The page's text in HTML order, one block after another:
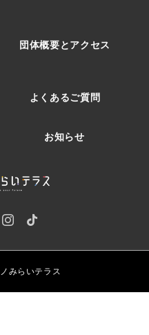
団体概要とアクセス
よくあるご質問
お知らせ
みらいテラス